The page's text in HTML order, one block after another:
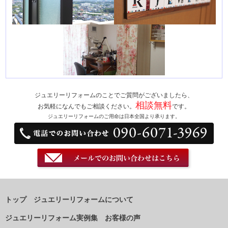
ジュエリーリフォームのことでご質問がございましたら、
お気軽になんでもご相談ください。 相談無料です。
ジュエリーリフォームのご用命は日本全国より承ります。
トップ ジュエリーリフォームについて
ジュエリーリフォーム実例集 お客様の声